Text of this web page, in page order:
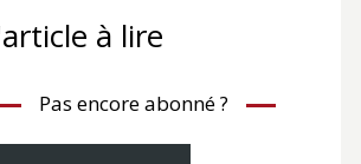
à lire
Pas encore abonné ?